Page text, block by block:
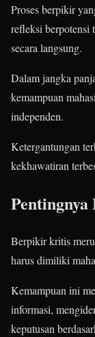
Proses berpikir
refleksi berpotensi
secara langsung.
Dalam jangka
kemampuan
independen.
Ketergantungan
kekhawatiran
Berpikir kritis
harus dimiliki
Kemampuan ini
informasi,
keputusan